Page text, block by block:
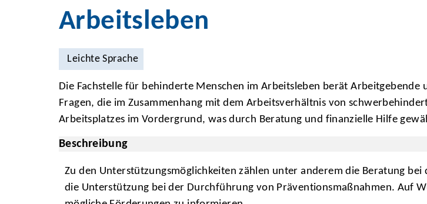
Arbeitsleben
Leichte Sprache
Die Fachstelle für behinderte Menschen im Arbeitsleben berät
Fragen, die im Zusammenhang mit dem Arbeitsverhältnis von
Arbeitsplatzes im Vordergrund, was durch Beratung und finanzielle Hilfe
Beschreibung
Zu den Unterstützungsmöglichkeiten zählen unter anderem die Beratung
die Unterstützung bei der Durchführung von Präventionsmaßnahmen. Auf